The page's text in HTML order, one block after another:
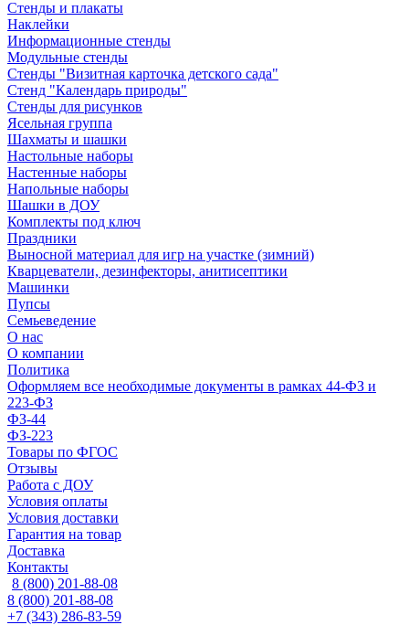
Стенды и плакаты
Наклейки
Информационные стенды
Модульные стенды
Стенды "Визитная карточка детского сада"
Стенд "Календарь природы"
Стенды для рисунков
Ясельная группа
Шахматы и шашки
Настольные наборы
Настенные наборы
Напольные наборы
Шашки в ДОУ
Комплекты под ключ
Праздники
Выносной материал для игр на участке (зимний)
Кварцеватели, дезинфекторы, анитисептики
Машинки
Пупсы
Семьеведение
О нас
О компании
Политика
Оформляем все необходимые документы в рамках 44-ФЗ и
223-ФЗ
ФЗ-44
ФЗ-223
Товары по ФГОС
Отзывы
Работа с ДОУ
Условия оплаты
Условия доставки
Гарантия на товар
Доставка
Контакты
8 (800) 201-88-08
8 (800) 201-88-08
+7 (343) 286-83-59